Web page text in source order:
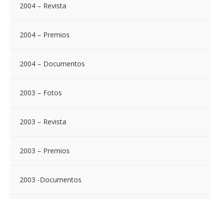
2004 – Revista
2004 – Premios
2004 – Documentos
2003 – Fotos
2003 – Revista
2003 – Premios
2003 -Documentos